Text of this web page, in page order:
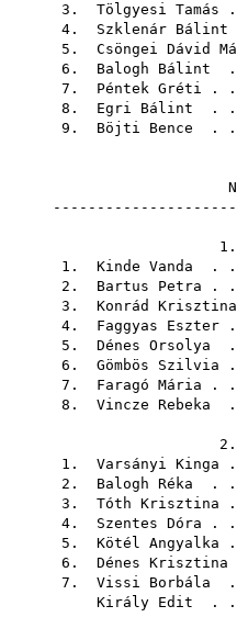
3. Tölgyesi Tamás .
4. Szklenár Bálint
5. Csöngei Dávid
6. Balogh Bálint .
7. Péntek Gréti .
8. Egri Bálint . .
9. Böjti Bence . .
1. Kinde Vanda . .
2. Bartus Petra .
3. Konrád Krisztina
4. Faggyas Eszter
5. Dénes Orsolya .
6. Gömbös Szilvia
7. Faragó Mária .
8. Vincze Rebeka .
1. Varsányi Kinga
2. Balogh Réka . .
3. Tóth Krisztina
4. Szentes Dóra .
5. Kötél Angyalka
6. Dénes Krisztina
7. Vissi Borbála .
Király Edit . .